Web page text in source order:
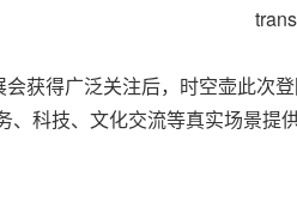
获得广泛关注后，时空壶此次
科技、文化交流等真实场景提